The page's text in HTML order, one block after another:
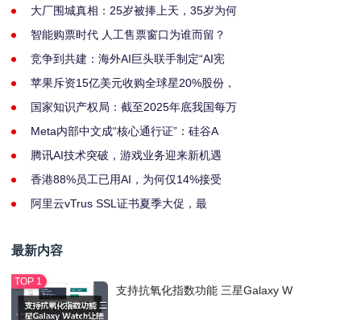
大厂围城真相：25岁被捧上天，35岁为何
智能购票时代 人工售票窗口为谁而留？
竞争到共建：海外AI巨头联手制定“AI宪
苹果斥资15亿美元收购全球星20%股份，
国家知识产权局：截至2025年底我国每万
Meta内部中文成“核心通行证”：硅谷A
腾讯AI技术突破，游戏业务迎来新机遇
香港88%员工已用AI，为何仅14%接受
阿里云vTrus SSL证书夏季大促，最
最新内容
支持抗氧化指数功能 三星Galaxy W